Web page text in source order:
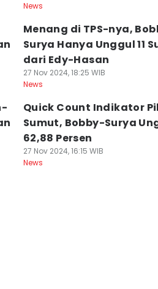
News
Menang di TPS-nya,
Surya Hanya Unggul 11
dari Edy-Hasan
27 Nov 2024, 18:25 WIB
News
Quick Count Indikator
Sumut, Bobby-Surya
62,88 Persen
27 Nov 2024, 16:15 WIB
News